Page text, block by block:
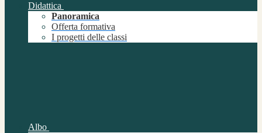
Didattica
Panoramica
Offerta formativa
I progetti delle classi
Albo